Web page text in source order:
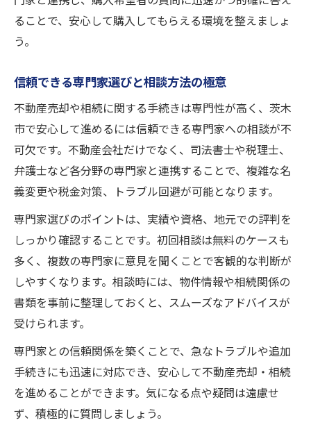
ることで、安心して購入してもらえる環境を整えましょ
う。
信頼できる専門家選びと相談方法の極意
不動産売却や相続に関する手続きは専門性が高く、茨木
市で安心して進めるには信頼できる専門家への相談が不
可欠です。不動産会社だけでなく、司法書士や税理士、
弁護士など各分野の専門家と連携することで、複雑な名
義変更や税金対策、トラブル回避が可能となります。
専門家選びのポイントは、実績や資格、地元での評判を
しっかり確認することです。初回相談は無料のケースも
多く、複数の専門家に意見を聞くことで客観的な判断が
しやすくなります。相談時には、物件情報や相続関係の
書類を事前に整理しておくと、スムーズなアドバイスが
受けられます。
専門家との信頼関係を築くことで、急なトラブルや追加
手続きにも迅速に対応でき、安心して不動産売却・相続
を進めることができます。気になる点や疑問は遠慮せ
ず、積極的に質問しましょう。